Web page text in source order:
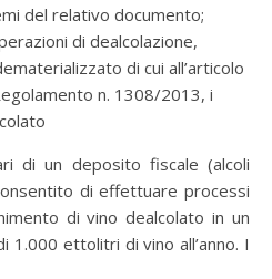
del relativo documento;
di dealcolazione,
di cui all’articolo
n. 1308/2013, i
di un deposito fiscale (alcoli
di effettuare processi
di vino dealcolato in un
ettolitri di vino all’anno. I